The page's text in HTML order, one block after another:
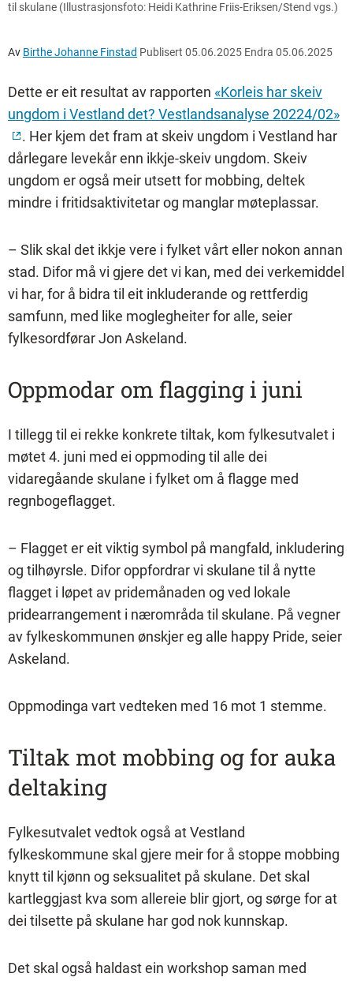
til skulane (Illustrasjonsfoto: Heidi Kathrine Friis-Eriksen/Stend vgs.)
Av Birthe Johanne Finstad Publisert 05.06.2025 Endra 05.06.2025
Dette er eit resultat av rapporten «Korleis har skeiv
ungdom i Vestland det? Vestlandsanalyse 20224/02»
. Her kjem det fram at skeiv ungdom i Vestland har
dårlegare levekår enn ikkje-skeiv ungdom. Skeiv
ungdom er også meir utsett for mobbing, deltek
mindre i fritidsaktivitetar og manglar møteplassar.
– Slik skal det ikkje vere i fylket vårt eller nokon annan
stad. Difor må vi gjere det vi kan, med dei verkemiddel
vi har, for å bidra til eit inkluderande og rettferdig
samfunn, med like moglegheiter for alle, seier
fylkesordførar Jon Askeland.
Oppmodar om flagging i juni
I tillegg til ei rekke konkrete tiltak, kom fylkesutvalet i
møtet 4. juni med ei oppmoding til alle dei
vidaregåande skulane i fylket om å flagge med
regnbogeflagget.
– Flagget er eit viktig symbol på mangfald, inkludering
og tilhøyrsle. Difor oppfordrar vi skulane til å nytte
flagget i løpet av pridemånaden og ved lokale
pridearrangement i nærområda til skulane. På vegner
av fylkeskommunen ønskjer eg alle happy Pride, seier
Askeland.
Oppmodinga vart vedteken med 16 mot 1 stemme.
Tiltak mot mobbing og for auka
deltaking
Fylkesutvalet vedtok også at Vestland
fylkeskommune skal gjere meir for å stoppe mobbing
knytt til kjønn og seksualitet på skulane. Det skal
kartleggjast kva som allereie blir gjort, og sørge for at
dei tilsette på skulane har god nok kunnskap.
Det skal også haldast ein workshop saman med